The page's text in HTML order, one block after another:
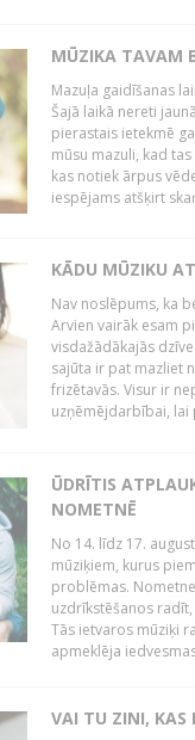
MŪZIKA TAVAM
Mazuļa gaidīšanas
Šajā laikā nereti
pierastais ietekmē
mūsu mazuli, kad
kas notiek ārpus
iespējams atšķirt
KĀDU MŪZIKU
Nav noslēpums, ka
Arvien vairāk esam
visdažādākajās
sajūta ir pat mazliet
frizētavās. Visur ir
uzņēmējdarbībai, lai
ŪDRĪTIS
NOMETNĒ
No 14. līdz 17.
mūziķiem, kurus
problēmas.
uzdrīkstēšanos
Tās ietvaros mūziķi
apmeklēja
VAI TU ZINI, KAS